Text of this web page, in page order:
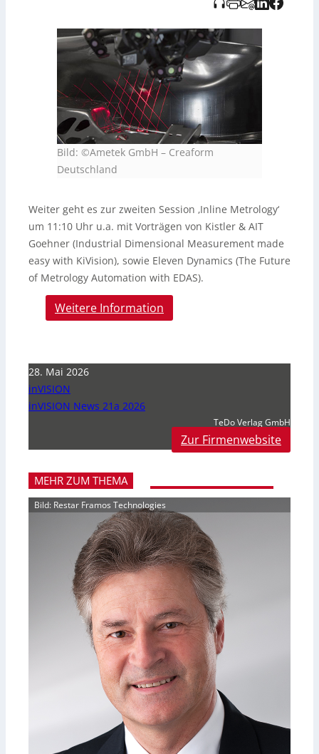
Bild: ©Ametek GmbH – Creaform
Deutschland
Weiter geht es zur zweiten Session ‚Inline Metrology‘
um 11:10 Uhr u.a. mit Vorträgen von Kistler & AIT
Goehner (Industrial Dimensional Measurement made
easy with KiVision), sowie Eleven Dynamics (The Future
of Metrology Automation with EDAS).
Weitere Information
28. Mai 2026
inVISION
inVISION News 21a 2026
TeDo Verlag GmbH
Zur Firmenwebsite
MEHR ZUM THEMA
Bild: Restar Framos Technologies